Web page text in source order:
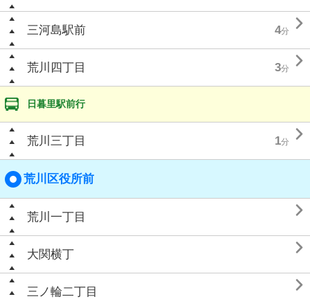
三河島駅前 4分 
荒川四丁目 3分 
日暮里駅前行
荒川三丁目 1分 
荒川区役所前
荒川一丁目 
大関横丁 
三ノ輪二丁目 